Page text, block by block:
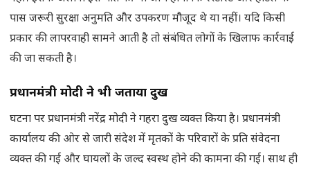
पास जरूरी सुरक्षा अनुमति और उपकरण मौजूद थे या नहीं। यदि किसी
प्रकार की लापरवाही सामने आती है तो संबंधित लोगों के खिलाफ कार्रवाई
की जा सकती है।
प्रधानमंत्री मोदी ने भी जताया दुख
घटना पर प्रधानमंत्री नरेंद्र मोदी ने गहरा दुख व्यक्त किया है। प्रधानमंत्री
कार्यालय की ओर से जारी संदेश में मृतकों के परिवारों के प्रति संवेदना
व्यक्त की गई और घायलों के जल्द स्वस्थ होने की कामना की गई। साथ ही